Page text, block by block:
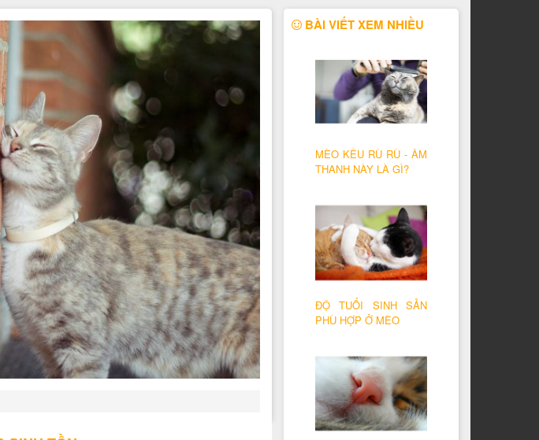
BÀI VIẾT XEM NHIỀU
MÈO KÊU RÙ RÙ - ÂM
THANH NÀY LÀ GÌ?
ĐỘ TUỔI SINH SẢN
PHÙ HỢP Ở MÈO